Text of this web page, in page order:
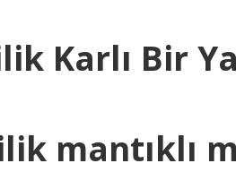
Karlı Bir
mantıklı